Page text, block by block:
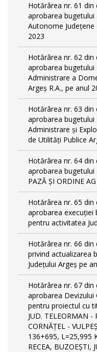
Hotărârea nr. 61 din
aprobarea bugetului
Autonome Județene
2023
Hotărârea nr. 62 din
aprobarea bugetului
Administrare a
Argeș R.A., pe anul
Hotărârea nr. 63 din
aprobarea bugetului
Administrare și
de Utilități Publice
Hotărârea nr. 64 din
aprobarea bugetului
PAZĂ ȘI ORDINE
Hotărârea nr. 65 din
aprobarea execuției
pentru activitatea
Hotărârea nr. 66
privind actualizarea
Județului Argeș pe
Hotărârea nr. 67 din
aprobarea Devizului
pentru proiectul cu
JUD. TELEORMAN -
CORNĂŢEL -
136+695, L=25,995
RECEA, BUZOEŞTI,